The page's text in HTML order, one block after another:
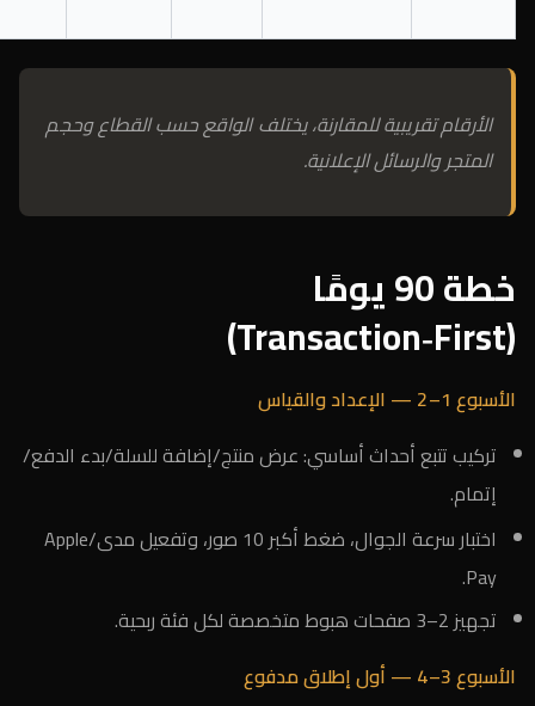
الأرقام تقريبية للمقارنة، يختلف الواقع حسب القطاع وحجم
المتجر والرسائل الإعلانية.
خطة 90 يومًا
(Transaction‑First)
الأسبوع 1–2 — الإعداد والقياس
تركيب تتبع أحداث أساسي: عرض منتج/إضافة للسلة/بدء الدفع/
إتمام.
اختبار سرعة الجوال، ضغط أكبر 10 صور، وتفعيل مدى/Apple
Pay.
تجهيز 2–3 صفحات هبوط متخصصة لكل فئة ربحية.
الأسبوع 3–4 — أول إطلاق مدفوع